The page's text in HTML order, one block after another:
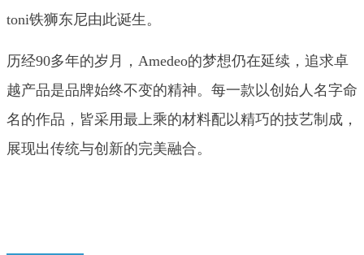
toni铁狮东尼由此诞生。
历经90多年的岁月，Amedeo的梦想仍在延续，追求卓
越产品是品牌始终不变的精神。每一款以创始人名字命
名的作品，皆采用最上乘的材料配以精巧的技艺制成，
展现出传统与创新的完美融合。